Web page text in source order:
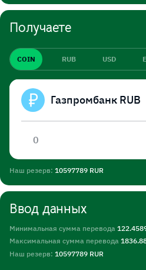
Получаете
COIN RUB USD
Газпромбанк RUB
Наш резерв: 10597789 RUR
Ввод данных
Минимальная сумма перевода
Максимальная сумма перевода
Наш резерв: 10597789 RUR